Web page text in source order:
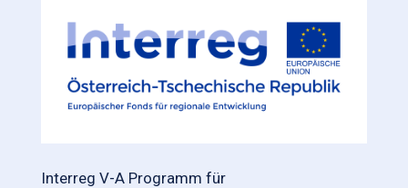
Interreg V-A Programm für